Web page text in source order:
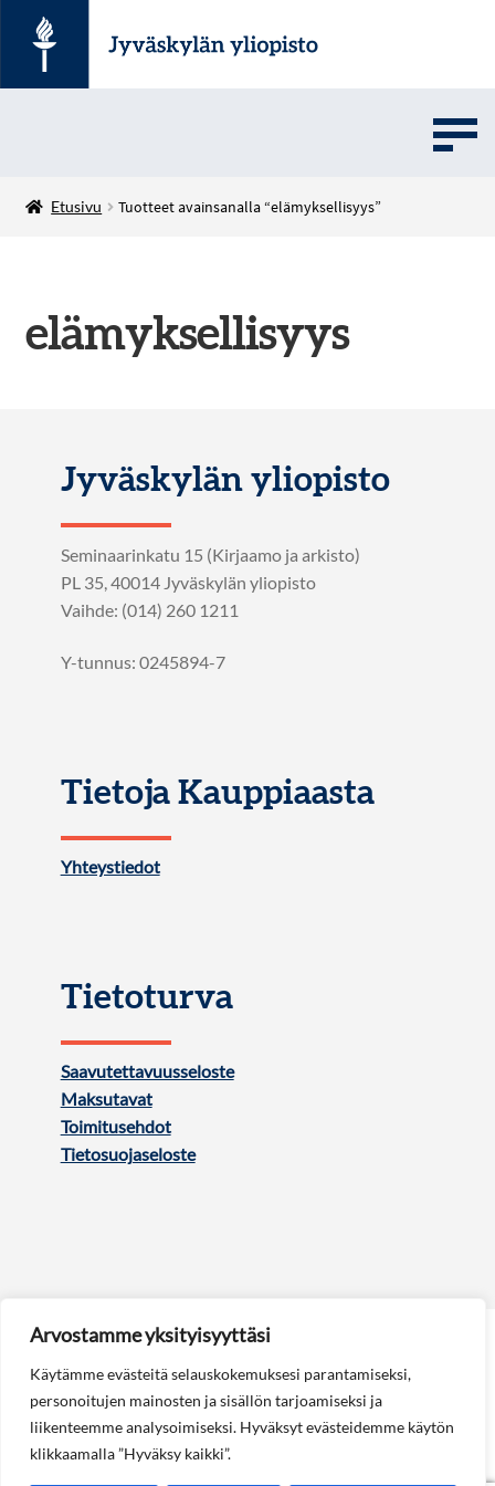
Arvostamme yksityisyyttäsi
Käytämme evästeitä selauskokemuksesi parantamiseksi,
personoitujen mainosten ja sisällön tarjoamiseksi ja
liikenteemme analysoimiseksi. Hyväksyt evästeidemme käytön
klikkaamalla ”Hyväksy kaikki”.
UMOVE
English
Etusivu Tuotteet avainsanalla “elämyksellisyys”
elämyksellisyys
Jyväskylän yliopisto
Seminaarinkatu 15 (Kirjaamo ja arkisto)
PL 35, 40014 Jyväskylän yliopisto
Vaihde: (014) 260 1211
Y-tunnus: 0245894-7
Tietoja Kauppiaasta
Yhteystiedot
Tietoturva
Saavutettavuusseloste
Maksutavat
Toimitusehdot
Tietosuojaseloste